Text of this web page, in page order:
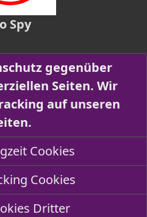
Spy
gegenüber
Seiten. Wir
auf unseren
Cookies
Cookies
Dritter